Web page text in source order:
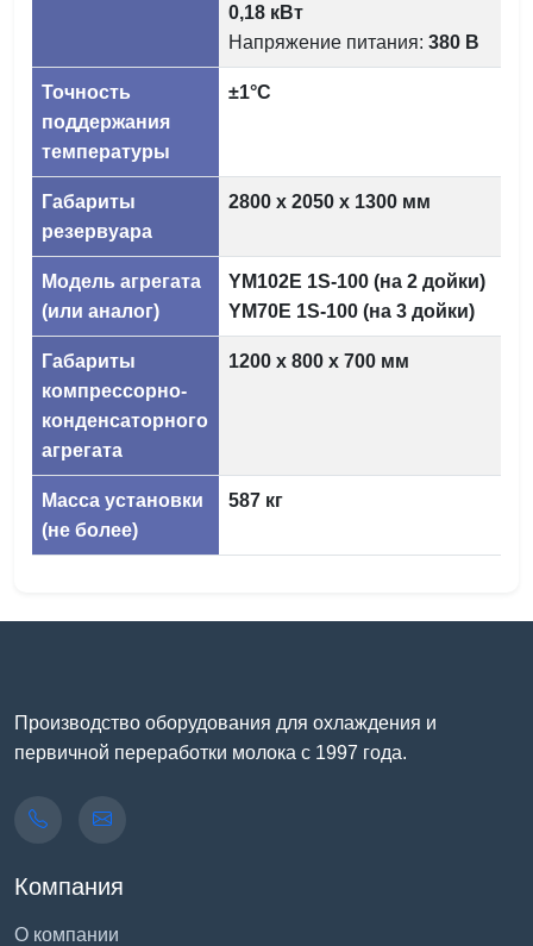
0,18 кВт
Напряжение питания: 380 В
Точность
поддержания
температуры
±1°C
Габариты
резервуара
2800 х 2050 х 1300 мм
Модель агрегата
(или аналог)
YM102E 1S-100 (на 2 дойки)
YM70E 1S-100 (на 3 дойки)
Габариты
компрессорно-
конденсаторного
агрегата
1200 х 800 х 700 мм
Масса установки
(не более)
587 кг
Производство оборудования для охлаждения и
первичной переработки молока с 1997 года.
Компания
О компании